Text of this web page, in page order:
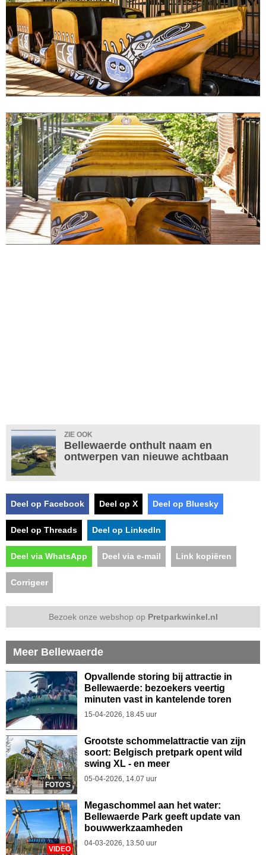
ZIE OOK
Bellewaerde onthult naam en
ontwerpen van nieuwe achtbaan
Deel op Facebook Deel op X Deel op Bluesky
Deel op Threads Deel op LinkedIn
Deel via WhatsApp Deel via e-mail Link kopiëren
Corrigeer
Bezoek onze webshop op Pretparkwinkel.nl
Meer Bellewaerde
Opvallende storing bij attractie in
Bellewaerde: bezoekers veertig
minuten vast in kantelende toren
15-04-2026, 18.45 uur
FOTO'S
Grootste schommelattractie van zijn
soort: Belgisch pretpark opent wild
swing XL - en meer
05-04-2026, 14.07 uur
VIDEO
Megaschommel aan het water:
Bellewaerde Park geeft update van
bouwwerkzaamheden
04-03-2026, 13.50 uur